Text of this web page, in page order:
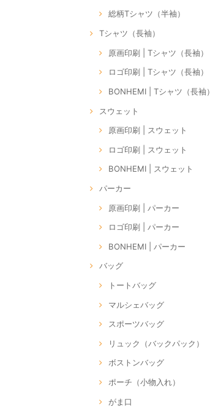
総柄Tシャツ（半袖）
Tシャツ（長袖）
原画印刷 | Tシャツ（長袖）
ロゴ印刷 | Tシャツ（長袖）
BONHEMI | Tシャツ（長袖）
スウェット
原画印刷 | スウェット
ロゴ印刷 | スウェット
BONHEMI | スウェット
パーカー
原画印刷 | パーカー
ロゴ印刷 | パーカー
BONHEMI | パーカー
バッグ
トートバッグ
マルシェバッグ
スポーツバッグ
リュック（バックパック）
ボストンバッグ
ポーチ（小物入れ）
がま口